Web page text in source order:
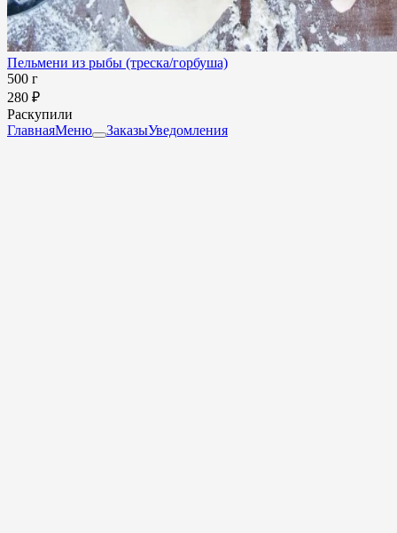
Пельмени из рыбы (треска/горбуша)
500 г
280 ₽
Раскупили
ГлавнаяМеню ЗаказыУведомления